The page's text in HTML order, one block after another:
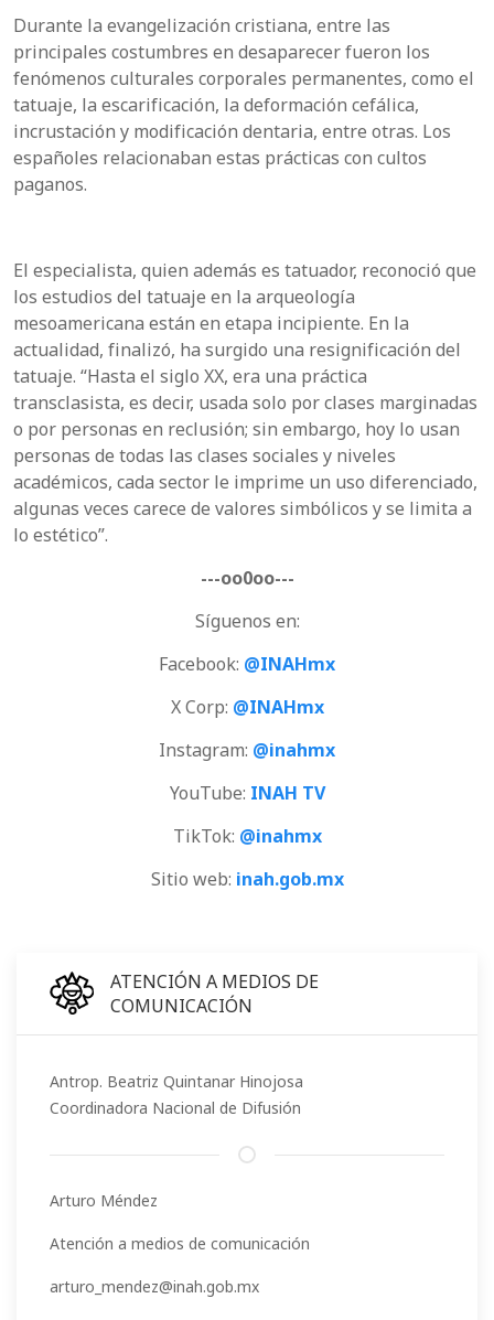
Durante la evangelización cristiana, entre las
principales costumbres en desaparecer fueron los
fenómenos culturales corporales permanentes, como el
tatuaje, la escarificación, la deformación cefálica,
incrustación y modificación dentaria, entre otras. Los
españoles relacionaban estas prácticas con cultos
paganos.
El especialista, quien además es tatuador, reconoció que
los estudios del tatuaje en la arqueología
mesoamericana están en etapa incipiente. En la
actualidad, finalizó, ha surgido una resignificación del
tatuaje. “Hasta el siglo XX, era una práctica
transclasista, es decir, usada solo por clases marginadas
o por personas en reclusión; sin embargo, hoy lo usan
personas de todas las clases sociales y niveles
académicos, cada sector le imprime un uso diferenciado,
algunas veces carece de valores simbólicos y se limita a
lo estético”.
---oo0oo---
Síguenos en:
Facebook: @INAHmx
X Corp: @INAHmx
Instagram: @inahmx
YouTube: INAH TV
TikTok: @inahmx
Sitio web: inah.gob.mx
ATENCIÓN A MEDIOS DE
COMUNICACIÓN
Antrop. Beatriz Quintanar Hinojosa
Coordinadora Nacional de Difusión
Arturo Méndez
Atención a medios de comunicación
arturo_mendez@inah.gob.mx